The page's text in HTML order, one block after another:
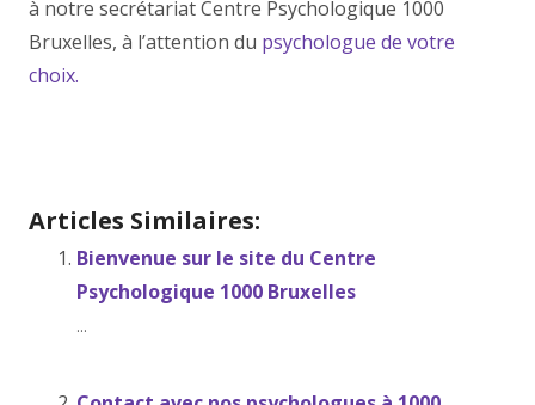
à notre secrétariat Centre Psychologique 1000
Bruxelles, à l’attention du psychologue de votre
choix.
Articles Similaires:
Bienvenue sur le site du Centre
Psychologique 1000 Bruxelles
...